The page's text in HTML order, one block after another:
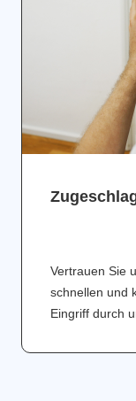
Vertrauen Sie
schnellen und
Eingriff durch